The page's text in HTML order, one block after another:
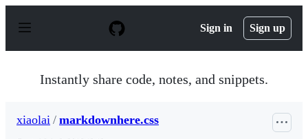
p
Sign in Sign up
Instantly share code, notes, and snippets.
xiaolai / markdownhere.css